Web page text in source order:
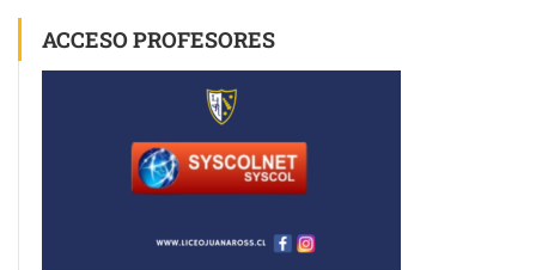
ACCESO PROFESORES